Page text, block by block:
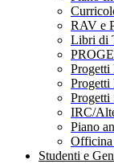
RAV e
Libri di
Progetti
Progetti
Progetti
IRC/
Piano
Officina
Studenti e